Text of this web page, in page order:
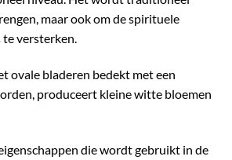
maar ook om de spirituele
versterken.
ovale bladeren bedekt met een
produceert kleine witte bloemen
die wordt gebruikt in de